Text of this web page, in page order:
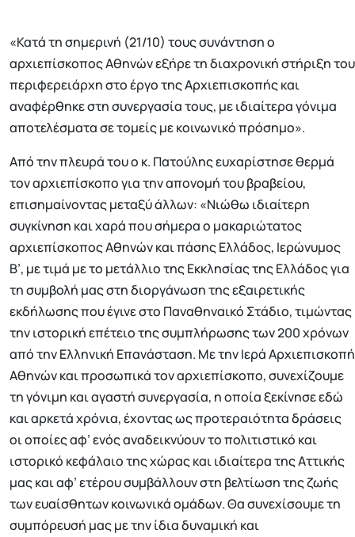
«Κατά τη σημερινή (21/10) τους συνάντηση ο
αρχιεπίσκοπος Αθηνών εξήρε τη διαχρονική στήριξη του
περιφερειάρχη στο έργο της Αρχιεπισκοπής και
αναφέρθηκε στη συνεργασία τους, με ιδιαίτερα γόνιμα
αποτελέσματα σε τομείς με κοινωνικό πρόσημο».
Από την πλευρά του ο κ. Πατούλης ευχαρίστησε θερμά
τον αρχιεπίσκοπο για την απονομή του βραβείου,
επισημαίνοντας μεταξύ άλλων: «Νιώθω ιδιαίτερη
συγκίνηση και χαρά που σήμερα ο μακαριώτατος
αρχιεπίσκοπος Αθηνών και πάσης Ελλάδος, Ιερώνυμος
Β’, με τιμά με το μετάλλιο της Εκκλησίας της Ελλάδος για
τη συμβολή μας στη διοργάνωση της εξαιρετικής
εκδήλωσης που έγινε στο Παναθηναικό Στάδιο, τιμώντας
την ιστορική επέτειο της συμπλήρωσης των 200 χρόνων
από την Ελληνική Επανάσταση. Με την Ιερά Αρχιεπισκοπή
Αθηνών και προσωπικά τον αρχιεπίσκοπο, συνεχίζουμε
τη γόνιμη και αγαστή συνεργασία, η οποία ξεκίνησε εδώ
και αρκετά χρόνια, έχοντας ως προτεραιότητα δράσεις
οι οποίες αφ’ ενός αναδεικνύουν το πολιτιστικό και
ιστορικό κεφάλαιο της χώρας και ιδιαίτερα της Αττικής
μας και αφ’ ετέρου συμβάλλουν στη βελτίωση της ζωής
των ευαίσθητων κοινωνικά ομάδων. Θα συνεχίσουμε τη
συμπόρευσή μας με την ίδια δυναμική και